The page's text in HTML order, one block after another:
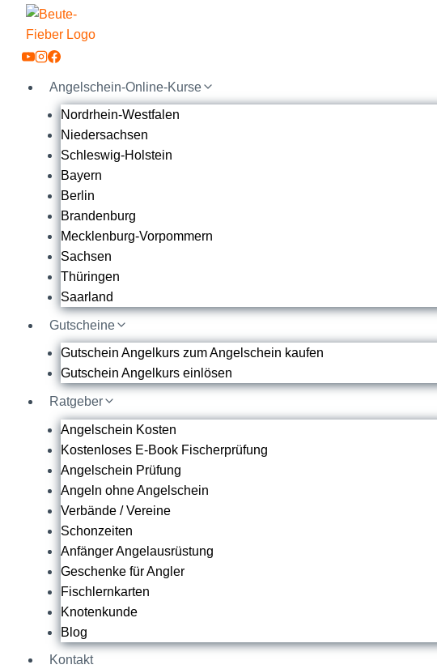
Inhalt
springen
Angelschein-Online-Kurse
Nordrhein-Westfalen
Niedersachsen
Schleswig-Holstein
Bayern
Berlin
Brandenburg
Mecklenburg-Vorpommern
Sachsen
Thüringen
Saarland
Gutscheine
Gutschein Angelkurs zum Angelschein kaufen
Gutschein Angelkurs einlösen
Ratgeber
Angelschein Kosten
Kostenloses E-Book Fischerprüfung
Angelschein Prüfung
Angeln ohne Angelschein
Verbände / Vereine
Schonzeiten
Anfänger Angelausrüstung
Geschenke für Angler
Fischlernkarten
Knotenkunde
Blog
Kontakt